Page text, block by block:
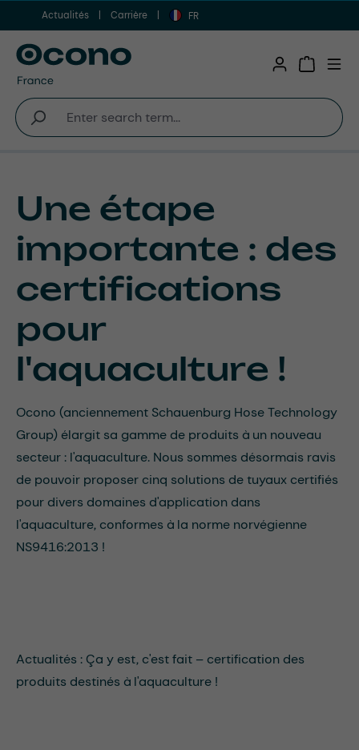
Aller au contenu principal
Actualités Carrière FR
Une étape
importante : des
certifications
pour
l'aquaculture !
Ocono (anciennement Schauenburg Hose Technology
Group) élargit sa gamme de produits à un nouveau
secteur : l'aquaculture. Nous sommes désormais ravis
de pouvoir proposer cinq solutions de tuyaux certifiés
pour divers domaines d'application dans
l'aquaculture, conformes à la norme norvégienne
NS9416:2013 !
Actualités : Ça y est, c'est fait – certification des
produits destinés à l'aquaculture !